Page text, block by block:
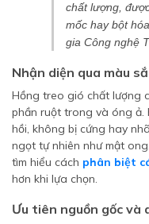
chất lượng,
mốc hay bột
gia Công nghệ
Nhận diện qua màu
Hồng treo gió chất lượng
phần ruột trong và óng ả.
hồi, không bị cứng hay
ngọt tự nhiên như mật
tìm hiểu cách phân biệt
hơn khi lựa chọn.
Ưu tiên nguồn gốc